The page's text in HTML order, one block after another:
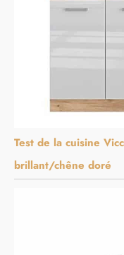
Test de la cuisine
brillant/chêne doré